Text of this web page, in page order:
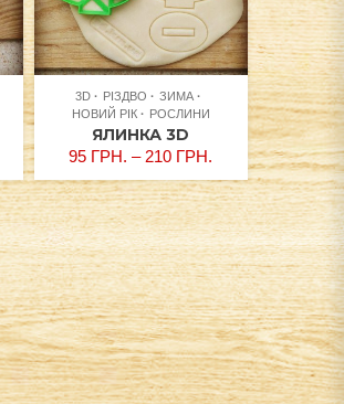
3D РІЗДВО
ЗИМА
НОВИЙ РІК
РОСЛИНИ
ЯЛИНКА 3D
95 ГРН. – 210 ГРН.